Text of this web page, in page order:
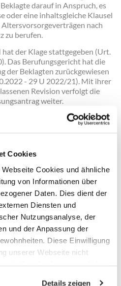
Cookies
Cookies und ähnliche
von Informationen über
Daten. Dies dient der
Diensten und
Nutzungsanalyse, der
und der Anpassung der
Diese Einwilligung
unserer Webseite nicht
Details zeigen
darauf in Anspruch, es
oder eine inhaltsgleiche Klausel
nach
zu berufen.
der Klage stattgegeben (Urt.
Das Berufungsgericht hat die
der Beklagten zurückgewiesen
- 29 U 2022/21). Mit ihrer
Revision verfolgt die
weiter.
handelt, die nicht klar und
die Vertragspartner der
Allgemeine
von § 305 Abs. 1 Satz 1 BGB
unverbindlichen Hinweis. Denn
versteht die Klausel dahin, dass
soll, von ihm im Fall
Abschluss- und/oder
Voraussetzungen, von denen
und/oder Vermittlungskosten